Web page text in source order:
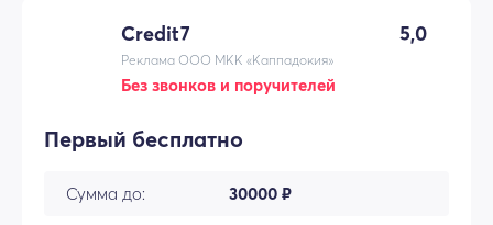
Credit7 5,0
Реклама ООО МКК «Каппадокия»
Без звонков и поручителей
Первый бесплатно
Сумма до: 30000 ₽